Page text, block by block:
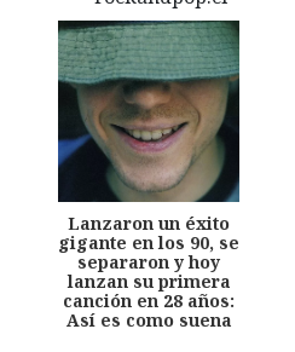
Lanzaron un éxito
gigante en los 90, se
separaron y hoy
lanzan su primera
canción en 28 años:
Así es como suena